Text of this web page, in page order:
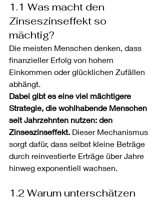
1.1 Was macht den
Zinseszinseffekt so
mächtig?
Die meisten Menschen denken, dass
finanzieller Erfolg von hohem
Einkommen oder glücklichen Zufällen
abhängt.
Dabei gibt es eine viel mächtigere
Strategie, die wohlhabende Menschen
seit Jahrzehnten nutzen: den
Zinseszinseffekt. Dieser Mechanismus
sorgt dafür, dass selbst kleine Beträge
durch reinvestierte Erträge über Jahre
hinweg exponentiell wachsen.
1.2 Warum unterschätzen